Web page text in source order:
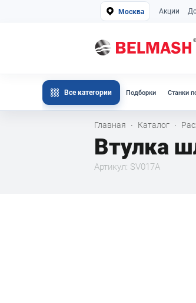
Москва Акции
Все категории Подборки Станки
Главная · Каталог ·
Втулка
Артикул: SV017A